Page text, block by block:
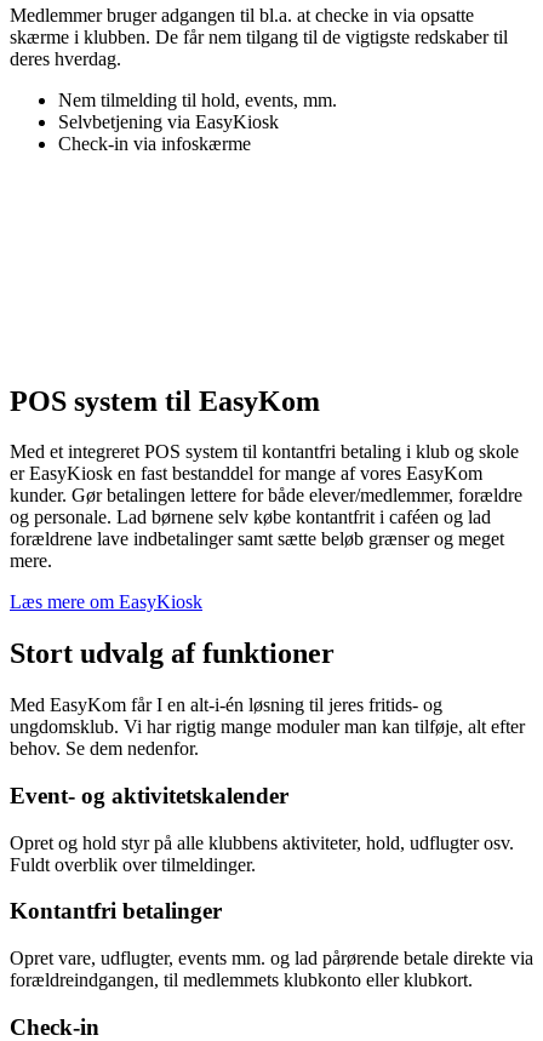
Medlemmer bruger adgangen til bl.a. at checke in via opsatte
skærme i klubben. De får nem tilgang til de vigtigste redskaber til
deres hverdag.
Nem tilmelding til hold, events, mm.
Selvbetjening via EasyKiosk
Check-in via infoskærme
POS system til EasyKom
Med et integreret POS system til kontantfri betaling i klub og skole
er EasyKiosk en fast bestanddel for mange af vores EasyKom
kunder. Gør betalingen lettere for både elever/medlemmer, forældre
og personale. Lad børnene selv købe kontantfrit i caféen og lad
forældrene lave indbetalinger samt sætte beløb grænser og meget
mere.
Læs mere om EasyKiosk
Stort udvalg af funktioner
Med EasyKom får I en alt-i-én løsning til jeres fritids- og
ungdomsklub. Vi har rigtig mange moduler man kan tilføje, alt efter
behov. Se dem nedenfor.
Event- og aktivitetskalender
Opret og hold styr på alle klubbens aktiviteter, hold, udflugter osv.
Fuldt overblik over tilmeldinger.
Kontantfri betalinger
Opret vare, udflugter, events mm. og lad pårørende betale direkte via
forældreindgangen, til medlemmets klubkonto eller klubkort.
Check-in